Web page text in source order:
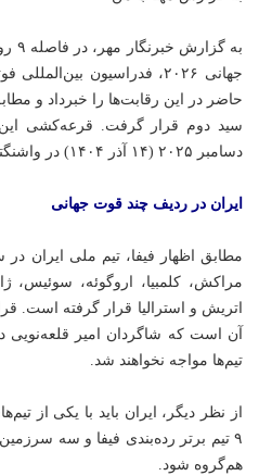
به
جهانی ۲۰۲۶، فدراسیون بین‌المللی فوتبال (فیفا)
حاضر در این رقابت‌ها را خبرداد و
دسامبر ۲۰۲۵ (۱۴ آذر ۱۴۰۴) در واشنگتن دی‌سی برگزار خواهد شد.
ایران در ردیف چند قوت جهانی
مطابق اظهار فیفا، تیم ملی ایران
مراکش، کلمبیا، اروگوئه، سوئیس،
اتریش و استرالیا قرار گرفته است.
آن است که شاگردان امیر قلعه‌نویی
تیم‌ها مواجه نخواهند شد.
از نظر دیگر، ایران باید با یکی از
۹ تیم برتر رده‌بندی فیفا و سه
هم‌گروه شود.